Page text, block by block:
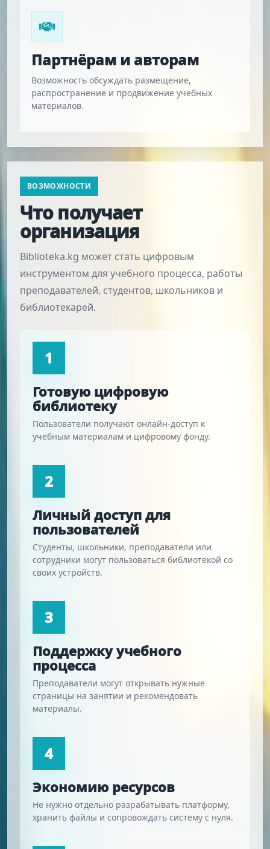
Партнёрам и авторам
Возможность обсуждать размещение,
распространение и продвижение учебных
материалов.
ВОЗМОЖНОСТИ
Что получает
организация
Biblioteka.kg может стать цифровым
инструментом для учебного процесса, работы
преподавателей, студентов, школьников и
библиотекарей.
1
Готовую цифровую
библиотеку
Пользователи получают онлайн-доступ к
учебным материалам и цифровому фонду.
2
Личный доступ для
пользователей
Студенты, школьники, преподаватели или
сотрудники могут пользоваться библиотекой со
своих устройств.
3
Поддержку учебного
процесса
Преподаватели могут открывать нужные
страницы на занятии и рекомендовать
материалы.
4
Экономию ресурсов
Не нужно отдельно разрабатывать платформу,
хранить файлы и сопровождать систему с нуля.